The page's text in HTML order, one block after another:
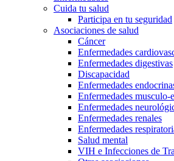
Cuida tu salud
Participa en tu seguridad
Asociaciones de salud
Cáncer
Enfermedades
Enfermedades digestivas
Discapacidad
Enfermedades
Enfermedades musculo-
Enfermedades
Enfermedades renales
Enfermedades
Salud mental
VIH e Infecciones de